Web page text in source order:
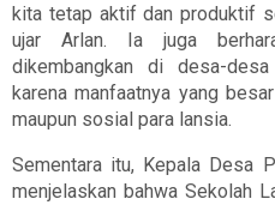
kita tetap aktif dan produktif
ujar Arlan. Ia juga
dikembangkan di desa-
karena manfaatnya yang
maupun sosial para lansia.
Sementara itu, Kepala Desa
menjelaskan bahwa Sekolah